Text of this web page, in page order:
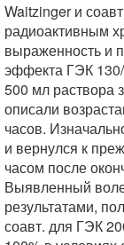
Waitzinger и
радиоактивным
выраженность и
эффекта ГЭК
500 мл раствора
описали
часов.
и вернулся к
часом после
Выявленный
результатами,
соавт. для ГЭК